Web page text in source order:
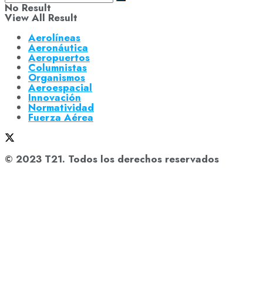
No Result
View All Result
Aerolíneas
Aeronáutica
Aeropuertos
Columnistas
Organismos
Aeroespacial
Innovación
Normatividad
Fuerza Aérea
© 2023 T21. Todos los derechos reservados